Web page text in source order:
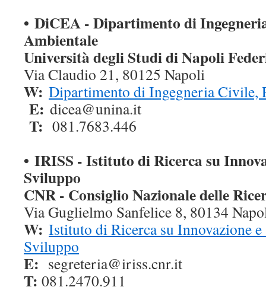
• DiCEA - Dipartimento di
Ambientale
Università degli Studi di Napoli
Via Claudio 21, 80125 Napoli
W: Dipartimento di Ingegneria Civile,
E: dicea@unina.it
T: 081.7683.446
• IRISS - Istituto di Ricerca su
Sviluppo
CNR - Consiglio Nazionale delle
Via Guglielmo Sanfelice 8, 80134
W: Istituto di Ricerca su Innovazione
Sviluppo
E: segreteria@iriss.cnr.it
T: 081.2470.911